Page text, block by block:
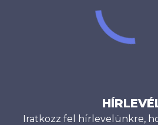
Iratkozz fel hírlevelünkre,